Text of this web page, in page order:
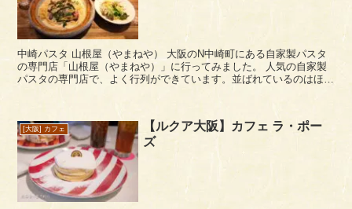
中崎パスタ 山根屋（やまねや） 大阪のN中崎町にある自家製パスタ
の専門店「山根屋（やまねや）」に行ってみました。 人気の自家製
パスタの専門店で、よく行列ができています。並ばれているのはほぼ
[大阪] カフェ
【ルクア大阪】カフェ ラ・ポー
ズ